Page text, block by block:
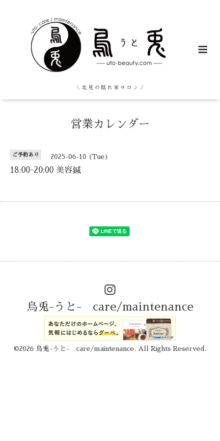
＼ 北 見 の 隠 れ 家 サ ロ ン ／
営業カレンダー
ご予約あり 2025-06-10 (Tue)
18:00-20:00 美容鍼
烏兎-うと- care/maintenance
©2026 烏兎-うと- care/maintenance . All Rights Reserved.